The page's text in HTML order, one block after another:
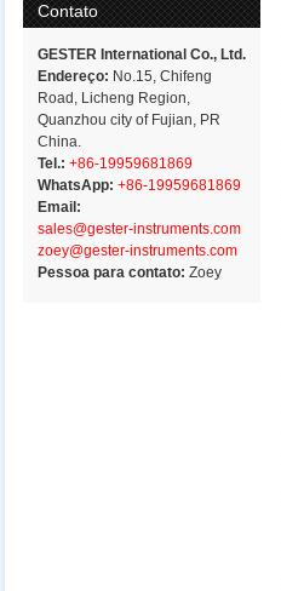
Contato
GESTER International Co., Ltd.
Endereço: No.15, Chifeng
Road, Licheng Region,
Quanzhou city of Fujian, PR
China.
Tel.: +86-19959681869
WhatsApp: +86-19959681869
Email:
sales@gester-instruments.com
zoey@gester-instruments.com
Pessoa para contato:Zoey